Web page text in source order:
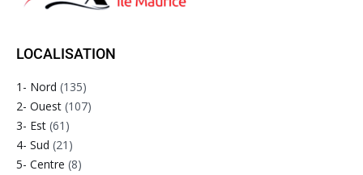
LOCALISATION
1- Nord (135)
2- Ouest (107)
3- Est (61)
4- Sud (21)
5- Centre (8)